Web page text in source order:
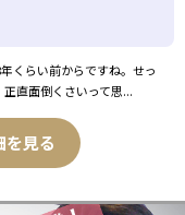
くらい前からですね。せっ
直面倒くさいって思...
を見る